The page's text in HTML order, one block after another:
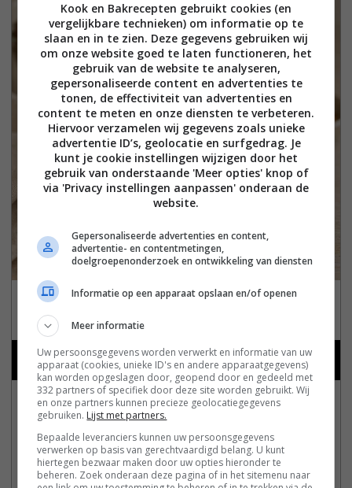
Biscoff speculoos ijskoffie
maken
Romige ijskoffie met Lotus Biscoff, melk en ijsblokjes.
Print Recept Pin Recept Facebook
Voorbereiding:
5minutes
minutes
Kooktijd:
Kook en Bakrecepten gebruikt cookies (en
vergelijkbare technieken) om informatie op te
slaan en in te zien. Deze gegevens gebruiken wij
om onze website goed te laten functioneren, het
gebruik van de website te analyseren,
gepersonaliseerde content en advertenties te
tonen, de effectiviteit van advertenties en
content te meten en onze diensten te verbeteren.
Hiervoor verzamelen wij gegevens zoals unieke
advertentie ID’s, geolocatie en surfgedrag. Je
kunt je cookie instellingen wijzigen door het
gebruik van onderstaande 'Meer opties' knop of
via 'Privacy instellingen aanpassen' onderaan de
website.
Gepersonaliseerde advertenties en content,
advertentie- en contentmetingen,
doelgroepenonderzoek en ontwikkeling van diensten
Informatie op een apparaat opslaan en/of openen
Meer informatie
Uw persoonsgegevens worden verwerkt en informatie van uw
apparaat (cookies, unieke ID's en andere apparaatgegevens)
kan worden opgeslagen door, geopend door en gedeeld met
332 partners of specifiek door deze site worden gebruikt. Wij
en onze partners kunnen precieze geolocatiegegevens
gebruiken. Lijst met partners.
Bepaalde leveranciers kunnen uw persoonsgegevens
verwerken op basis van gerechtvaardigd belang. U kunt
hiertegen bezwaar maken door uw opties hieronder te
beheren. Zoek onderaan deze pagina of in het sitemenu naar